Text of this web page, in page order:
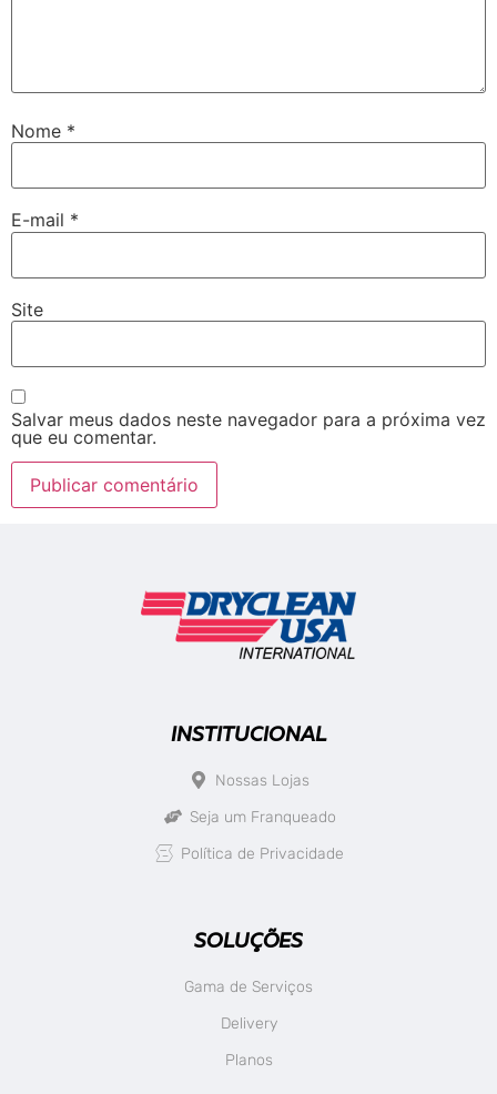
Nome *
E-mail *
Site
Salvar meus dados neste navegador para a próxima vez
que eu comentar.
INSTITUCIONAL
Nossas Lojas
Seja um Franqueado
Política de Privacidade
SOLUÇÕES
Gama de Serviços
Delivery
Planos